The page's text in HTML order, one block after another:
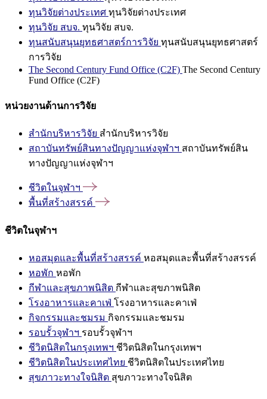
ทุนวิจัยต่างประเทศ ทุนวิจัยต่างประเทศ
ทุนวิจัย สบจ. ทุนวิจัย สบจ.
ทุนสนับสนุนยุทธศาสตร์การวิจัย ทุนสนับสนุนยุทธศาสตร์
การวิจัย
The Second Century Fund Office (C2F) The Second Century
Fund Office (C2F)
หน่วยงานด้านการวิจัย
สำนักบริหารวิจัย สำนักบริหารวิจัย
สถาบันทรัพย์สินทางปัญญาแห่งจุฬาฯ สถาบันทรัพย์สิน
ทางปัญญาแห่งจุฬาฯ
ชีวิตในจุฬาฯ
พื้นที่สร้างสรรค์
ชีวิตในจุฬาฯ
หอสมุดและพื้นที่สร้างสรรค์ หอสมุดและพื้นที่สร้างสรรค์
หอพัก หอพัก
กีฬาและสุขภาพนิสิต กีฬาและสุขภาพนิสิต
โรงอาหารและคาเฟ่ โรงอาหารและคาเฟ่
กิจกรรมและชมรม กิจกรรมและชมรม
รอบรั้วจุฬาฯ รอบรั้วจุฬาฯ
ชีวิตนิสิตในกรุงเทพฯ ชีวิตนิสิตในกรุงเทพฯ
ชีวิตนิสิตในประเทศไทย ชีวิตนิสิตในประเทศไทย
สุขภาวะทางใจนิสิต สุขภาวะทางใจนิสิต